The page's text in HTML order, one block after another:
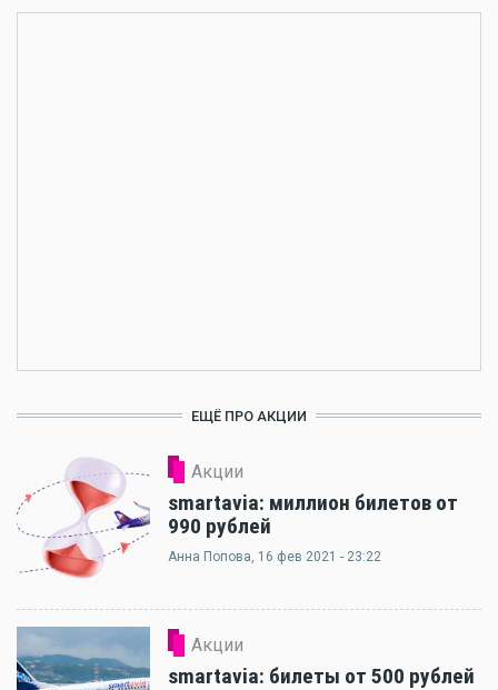
ЕЩЁ ПРО АКЦИИ
Акции
smartavia: миллион билетов от
990 рублей
Анна Попова , 16 фев 2021 - 23:22
Акции
smartavia: билеты от 500 рублей